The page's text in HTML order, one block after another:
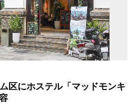
区にホステル「マッドモンキ